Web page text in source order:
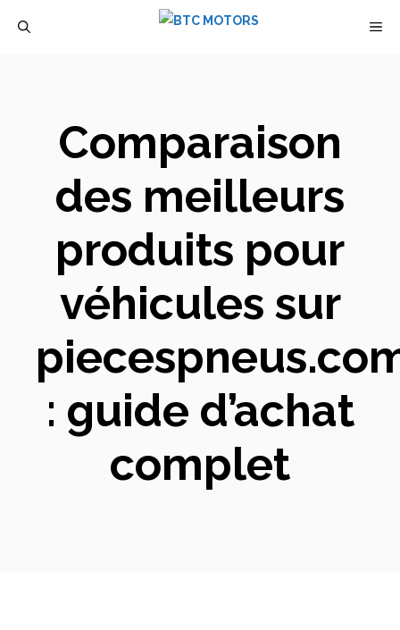
Comparaison
des meilleurs
produits pour
véhicules sur
: guide d’achat
complet